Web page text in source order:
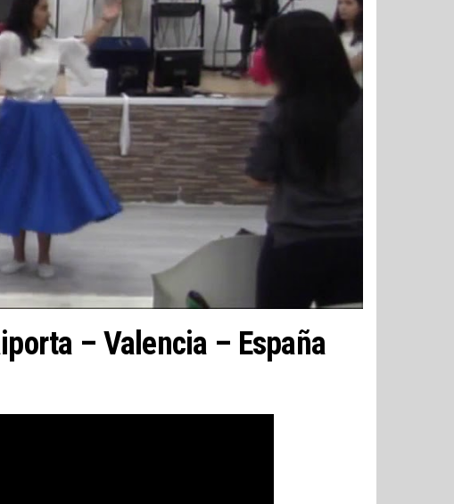
– Valencia – España